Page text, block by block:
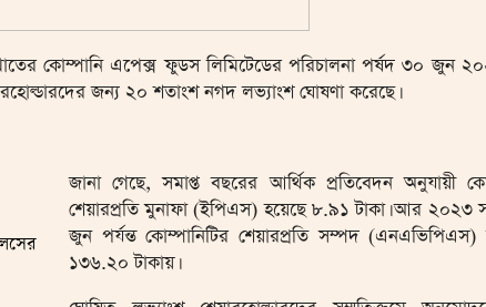
কোম্পানি এপেক্স ফুডস লিমিটেডের পরিচালনা পর্ষদ ৩০ জুন
জন্য ২০ শতাংশ নগদ লভ্যাংশ ঘোষণা করেছে।
জানা গেছে, সমাপ্ত বছরের আর্থিক প্রতিবেদন অনুযায়ী
শেয়ারপ্রতি মুনাফা (ইপিএস) হয়েছে ৮.৯১ টাকা। আর ২০২৩
জুন পর্যন্ত কোম্পানিটির শেয়ারপ্রতি সম্পদ (এনএভিপিএস)
১৩৬.২০ টাকায়।